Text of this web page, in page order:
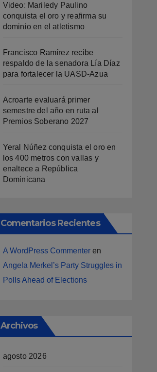
Video: Mariledy Paulino
conquista el oro y reafirma su
dominio en el atletismo
Francisco Ramírez recibe
respaldo de la senadora Lía Díaz
para fortalecer la UASD-Azua
Acroarte evaluará primer
semestre del año en ruta al
Premios Soberano 2027
Yeral Núñez conquista el oro en
los 400 metros con vallas y
enaltece a República
Dominicana
Comentarios Recientes
A WordPress Commenteren
Angela Merkel’s Party Struggles in
Polls Ahead of Elections
Archivos
agosto 2026